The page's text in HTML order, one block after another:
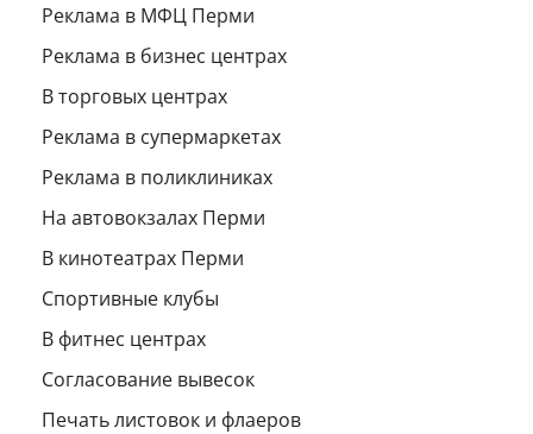
Реклама в МФЦ Перми
Реклама в бизнес центрах
В торговых центрах
Реклама в супермаркетах
Реклама в поликлиниках
На автовокзалах Перми
В кинотеатрах Перми
Спортивные клубы
В фитнес центрах
Согласование вывесок
Печать листовок и флаеров